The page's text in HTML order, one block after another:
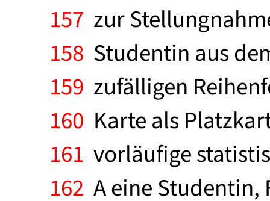
157 zur
158 Studentin aus
159 zufälligen
160 Karte als
161 vorläufige
162 A eine Studentin,